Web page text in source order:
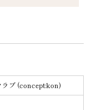
ラブ (concept:kon)